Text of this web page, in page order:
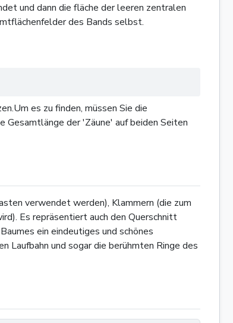
und dann die fläche der leeren zentralen
des Bands selbst.
es zu finden, müssen Sie die
Gesamtlänge der 'Zäune' auf beiden Seiten
verwendet werden), Klammern (die zum
Es repräsentiert auch den Querschnitt
ein eindeutiges und schönes
Laufbahn und sogar die berühmten Ringe des